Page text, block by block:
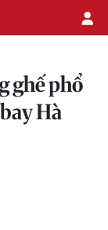
ghế phổ
Hà